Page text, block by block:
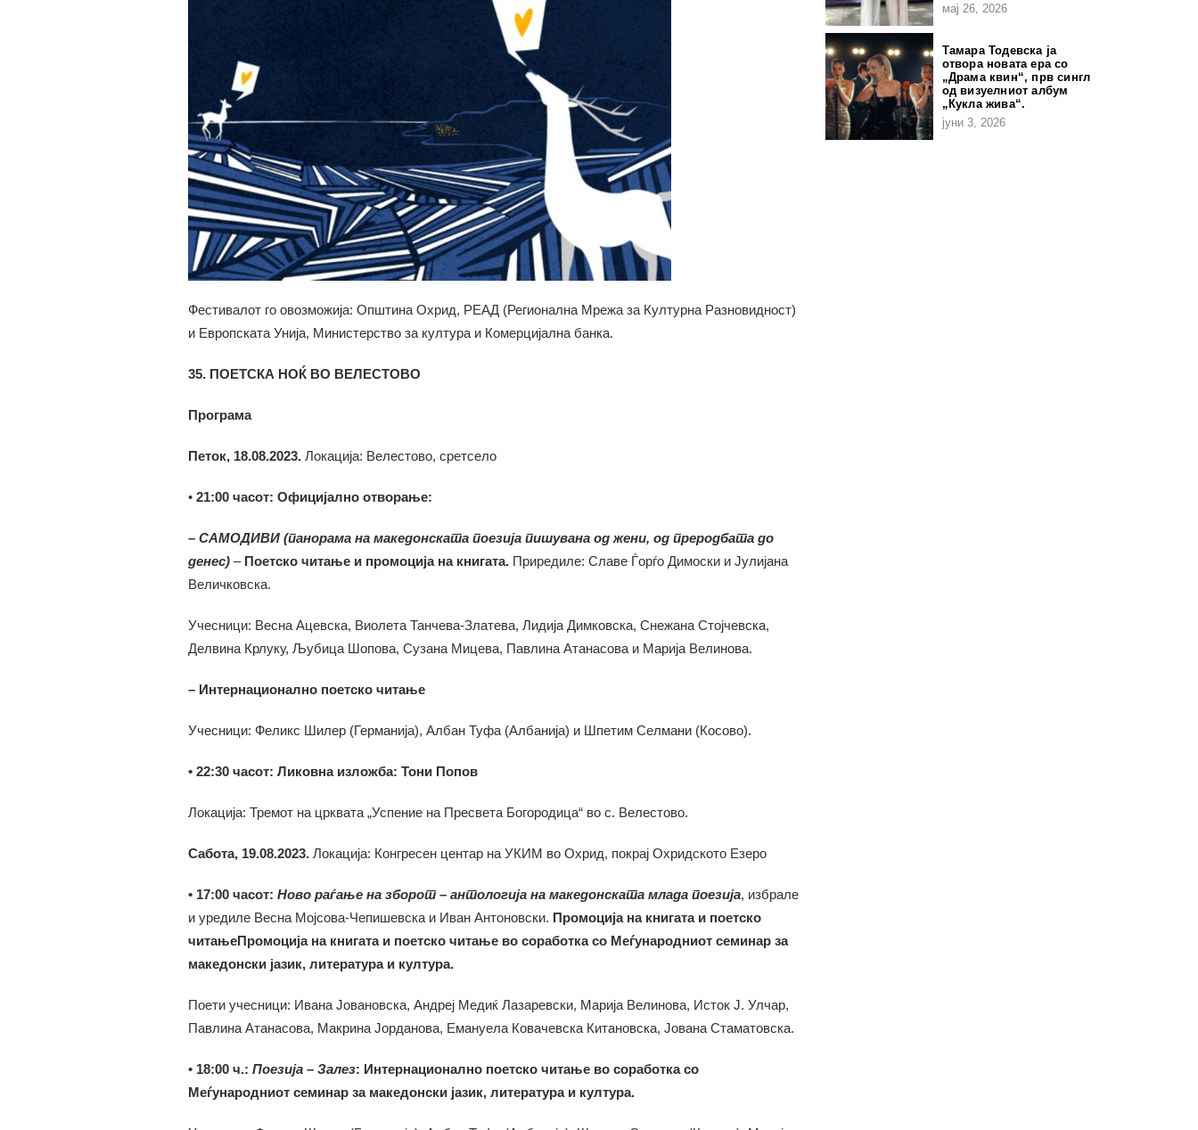
Фестивалот го овозможија: Општина Охрид, РЕАД (Регионална Мрежа за Културна Разновидност)
и Европската Унија, Министерство за култура и Комерцијална банка.
35. ПОЕТСКА НОЌ ВО ВЕЛЕСТОВО
Програма
Петок, 18.08.2023. Локација: Велестово, сретсело
• 21:00 часот: Официјално отворање:
– САМОДИВИ (панорама на македонската поезија пишувана од жени, од преродбата до
денес) ‒ Поетско читање и промоција на книгата. Приредиле: Славе Ѓорѓо Димоски и Јулијана
Величковска.
Учесници: Весна Ацевска, Виолета Танчева-Златева, Лидија Димковска, Снежана Стојчевска,
Делвина Крлуку, Љубица Шопова, Сузана Мицева, Павлина Атанасова и Марија Велинова.
– Интернационално поетско читање
Учесници: Феликс Шилер (Германија), Албан Туфа (Албанија) и Шпетим Селмани (Косово).
• 22:30 часот: Ликовна изложба: Тони Попов
Локација: Тремот на црквата „Успение на Пресвета Богородица“ во с. Велестово.
Сабота, 19.08.2023.Локација: Конгресен центар на УКИМ во Охрид, покрај Охридското Езеро
• 17:00 часот: Ново раѓање на зборот – антологија на македонската млада поезија, избрале
и уредиле Весна Мојсова-Чепишевска и Иван Антоновски. Промоција на книгата и поетско
читањеПромоција на книгата и поетско читање во соработка со Меѓународниот семинар за
македонски јазик, литература и култура.
Поети учесници: Ивана Јовановска, Андреј Медиќ Лазаревски, Марија Велинова, Исток Ј. Улчар,
Павлина Атанасова, Макрина Јорданова, Емануела Ковачевска Китановска, Јована Стаматовска.
• 18:00 ч.: Поезија – Залез: Интернационално поетско читање во соработка со
Меѓународниот семинар за македонски јазик, литература и култура.
мај 26, 2026
Тамара Тодевска ја
отвора новата ера со
„Драма квин“, прв сингл
од визуелниот албум
„Кукла жива“.
јуни 3, 2026